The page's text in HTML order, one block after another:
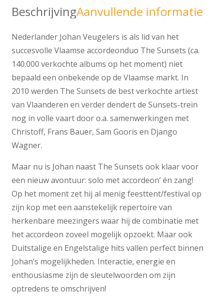
BeschrijvingAanvullende informatie
Nederlander Johan Veugelers is als lid van het
succesvolle Vlaamse accordeonduo The Sunsets (ca.
140.000 verkochte albums op het moment) niet
bepaald een onbekende op de Vlaamse markt. In
2010 werden The Sunsets de best verkochte artiest
van Vlaanderen en verder dendert de Sunsets-trein
nog in volle vaart door o.a. samenwerkingen met
Christoff, Frans Bauer, Sam Gooris en Django
Wagner.
Maar nu is Johan naast The Sunsets ook klaar voor
een nieuw avontuur: solo met accordeon’ én zang!
Op het moment zet hij al menig feesttent/festival op
zijn kop met een aanstekelijk repertoire van
herkenbare meezingers waar hij de combinatie met
het accordeon zoveel mogelijk opzoekt. Maar ook
Duitstalige en Engelstalige hits vallen perfect binnen
Johan’s mogelijkheden. Interactie, energie en
enthousiasme zijn de sleutelwoorden om zijn
optredens te omschrijven!